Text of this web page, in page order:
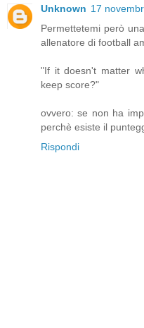
Unknown 17
Permettetemi però
allenatore di football
"If it doesn't matter
keep score?"
ovvero: se non ha
perchè esiste il
Rispondi